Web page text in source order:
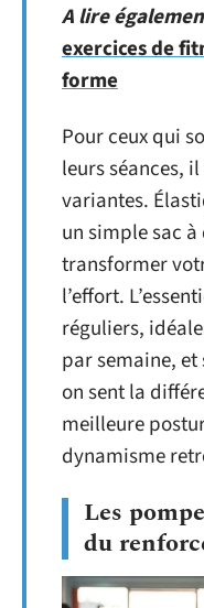
A lire
exercices de
forme
Pour ceux qui
leurs séances,
variantes.
un simple sac
transformer
l’effort.
réguliers,
par semaine, et
on sent la
meilleure
dynamisme
Les
du